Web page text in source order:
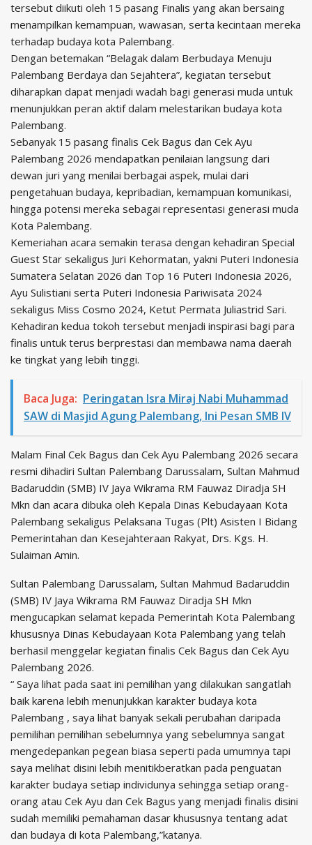
tersebut diikuti oleh 15 pasang Finalis yang akan bersaing
menampilkan kemampuan, wawasan, serta kecintaan mereka
terhadap budaya kota Palembang.
Dengan betemakan “Belagak dalam Berbudaya Menuju
Palembang Berdaya dan Sejahtera”, kegiatan tersebut
diharapkan dapat menjadi wadah bagi generasi muda untuk
menunjukkan peran aktif dalam melestarikan budaya kota
Palembang.
Sebanyak 15 pasang finalis Cek Bagus dan Cek Ayu
Palembang 2026 mendapatkan penilaian langsung dari
dewan juri yang menilai berbagai aspek, mulai dari
pengetahuan budaya, kepribadian, kemampuan komunikasi,
hingga potensi mereka sebagai representasi generasi muda
Kota Palembang.
Kemeriahan acara semakin terasa dengan kehadiran Special
Guest Star sekaligus Juri Kehormatan, yakni Puteri Indonesia
Sumatera Selatan 2026 dan Top 16 Puteri Indonesia 2026,
Ayu Sulistiani serta Puteri Indonesia Pariwisata 2024
sekaligus Miss Cosmo 2024, Ketut Permata Juliastrid Sari.
Kehadiran kedua tokoh tersebut menjadi inspirasi bagi para
finalis untuk terus berprestasi dan membawa nama daerah
ke tingkat yang lebih tinggi.
Baca Juga: Peringatan Isra Miraj Nabi Muhammad
SAW di Masjid Agung Palembang, Ini Pesan SMB IV
Malam Final Cek Bagus dan Cek Ayu Palembang 2026 secara
resmi dihadiri Sultan Palembang Darussalam, Sultan Mahmud
Badaruddin (SMB) IV Jaya Wikrama RM Fauwaz Diradja SH
Mkn dan acara dibuka oleh Kepala Dinas Kebudayaan Kota
Palembang sekaligus Pelaksana Tugas (Plt) Asisten I Bidang
Pemerintahan dan Kesejahteraan Rakyat, Drs. Kgs. H.
Sulaiman Amin.
Sultan Palembang Darussalam, Sultan Mahmud Badaruddin
(SMB) IV Jaya Wikrama RM Fauwaz Diradja SH Mkn
mengucapkan selamat kepada Pemerintah Kota Palembang
khususnya Dinas Kebudayaan Kota Palembang yang telah
berhasil menggelar kegiatan finalis Cek Bagus dan Cek Ayu
Palembang 2026.
“ Saya lihat pada saat ini pemilihan yang dilakukan sangatlah
baik karena lebih menunjukkan karakter budaya kota
Palembang , saya lihat banyak sekali perubahan daripada
pemilihan pemilihan sebelumnya yang sebelumnya sangat
mengedepankan pegean biasa seperti pada umumnya tapi
saya melihat disini lebih menitikberatkan pada penguatan
karakter budaya setiap individunya sehingga setiap orang-
orang atau Cek Ayu dan Cek Bagus yang menjadi finalis disini
sudah memiliki pemahaman dasar khususnya tentang adat
dan budaya di kota Palembang,”katanya.